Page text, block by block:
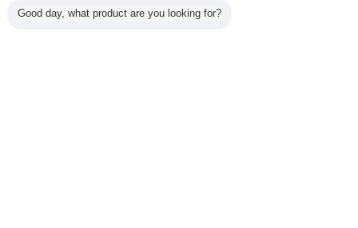
Alle producten
Good day, what product are you looking for?